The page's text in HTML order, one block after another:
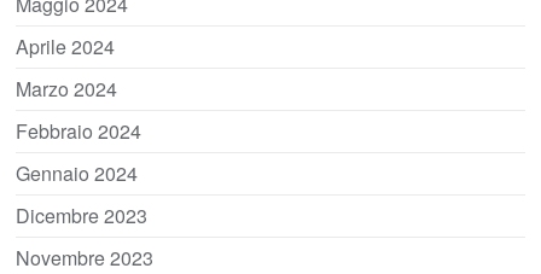
Aprile 2024
Marzo 2024
Febbraio 2024
Gennaio 2024
Dicembre 2023
Novembre 2023